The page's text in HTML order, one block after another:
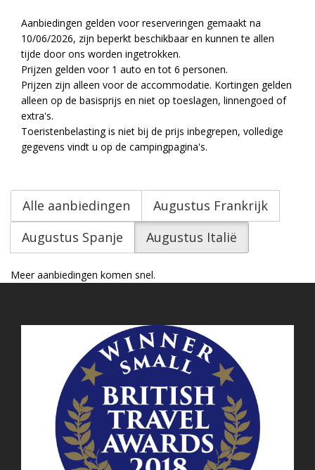
Aanbiedingen gelden voor reserveringen gemaakt na
10/06/2026, zijn beperkt beschikbaar en kunnen te allen
tijde door ons worden ingetrokken.
Prijzen gelden voor 1 auto en tot 6 personen.
Prijzen zijn alleen voor de accommodatie. Kortingen gelden
alleen op de basisprijs en niet op toeslagen, linnengoed of
extra's.
Toeristenbelasting is niet bij de prijs inbegrepen, volledige
gegevens vindt u op de campingpagina's.
Alle aanbiedingen
Augustus Frankrijk
Augustus Spanje
Augustus Italië
Meer aanbiedingen komen snel.